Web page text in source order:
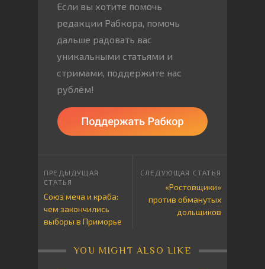
Если вы хотите помочь
редакции Рабкора, помочь
дальше радовать вас
уникальными статьями и
стримами, поддержите нас
рублём!
Союз меча и краба:
чем закончились
выборы в Приморье
«Ростовщики»
против обманутых
дольщиков
YOU MIGHT ALSO LIKE